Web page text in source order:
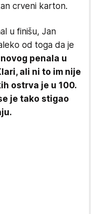
crveni karton.
u finišu, Jan
od toga da je
penala u
ali ni to im nije
ostrva je u 100.
je tako stigao